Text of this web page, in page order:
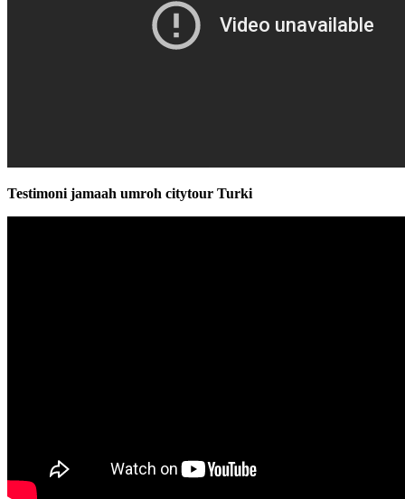
Testimoni jamaah umroh citytour Turki